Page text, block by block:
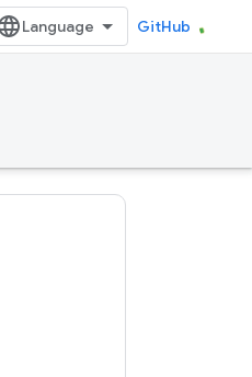
GitHub